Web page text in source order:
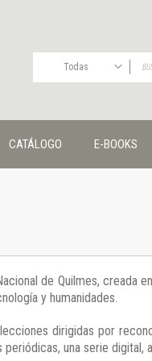
Todas
Publicaciones
Editorial
Cuadernos
Derechos humanos
Ediciones especiales
Géneros
CATÁLOGO E-BOOKS
de Quilmes, creada
y humanidades.
dirigidas por
una serie